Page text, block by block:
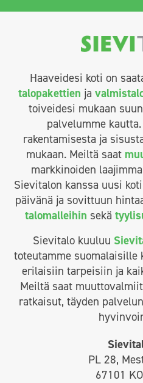
Haaveidesi koti on
talopakettien ja
toiveidesi mukaan
palvelumme
rakentamisesta ja
mukaan. Meiltä saat
markkinoiden
Sievitalon kanssa uusi
päivänä ja sovittuun
talomalleihin sekä
Sievitalo kuuluu
toteutamme
erilaisiin tarpeisiin ja
Meiltä saat
ratkaisut, täyden
PL 28,
67101